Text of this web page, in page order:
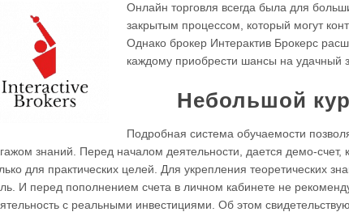
Онлайн торговля всегда была для
закрытым процессом, который могут
Однако брокер Интерактив Брокерс
каждому приобрести шансы на удачный
Небольшой
Подробная система обучаемости
знаний. Перед началом деятельности, дается демо-счет,
для практических целей. Для укрепления теоретических
И перед пополнением счета в личном кабинете не
с реальными инвестициями. Об этом